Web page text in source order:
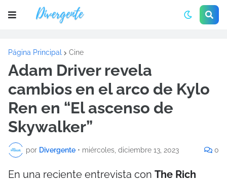
Página Principal Cine
Adam Driver revela
cambios en el arco de Kylo
Ren en “El ascenso de
Skywalker”
por Divergente • miércoles, diciembre 13, 2023 0
En una reciente entrevista con The Rich